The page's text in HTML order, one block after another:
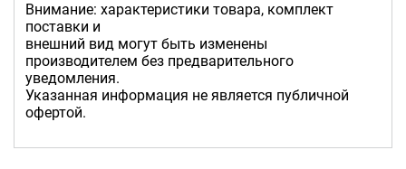
Внимание: характеристики товара, комплект
поставки и
внешний вид могут быть изменены
производителем без предварительного
уведомления.
Указанная информация не является публичной
офертой.